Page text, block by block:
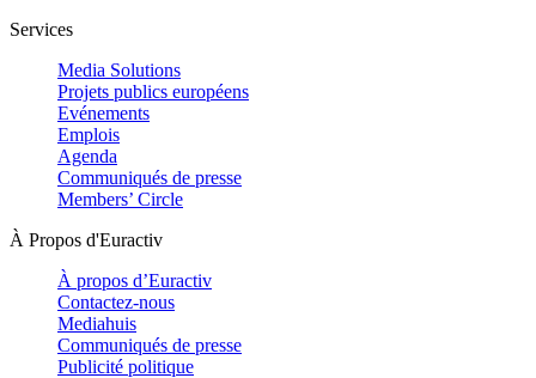
Services
Media Solutions
Projets publics européens
Evénements
Emplois
Agenda
Communiqués de presse
Members’ Circle
À Propos d'Euractiv
À propos d’Euractiv
Contactez-nous
Mediahuis
Communiqués de presse
Publicité politique